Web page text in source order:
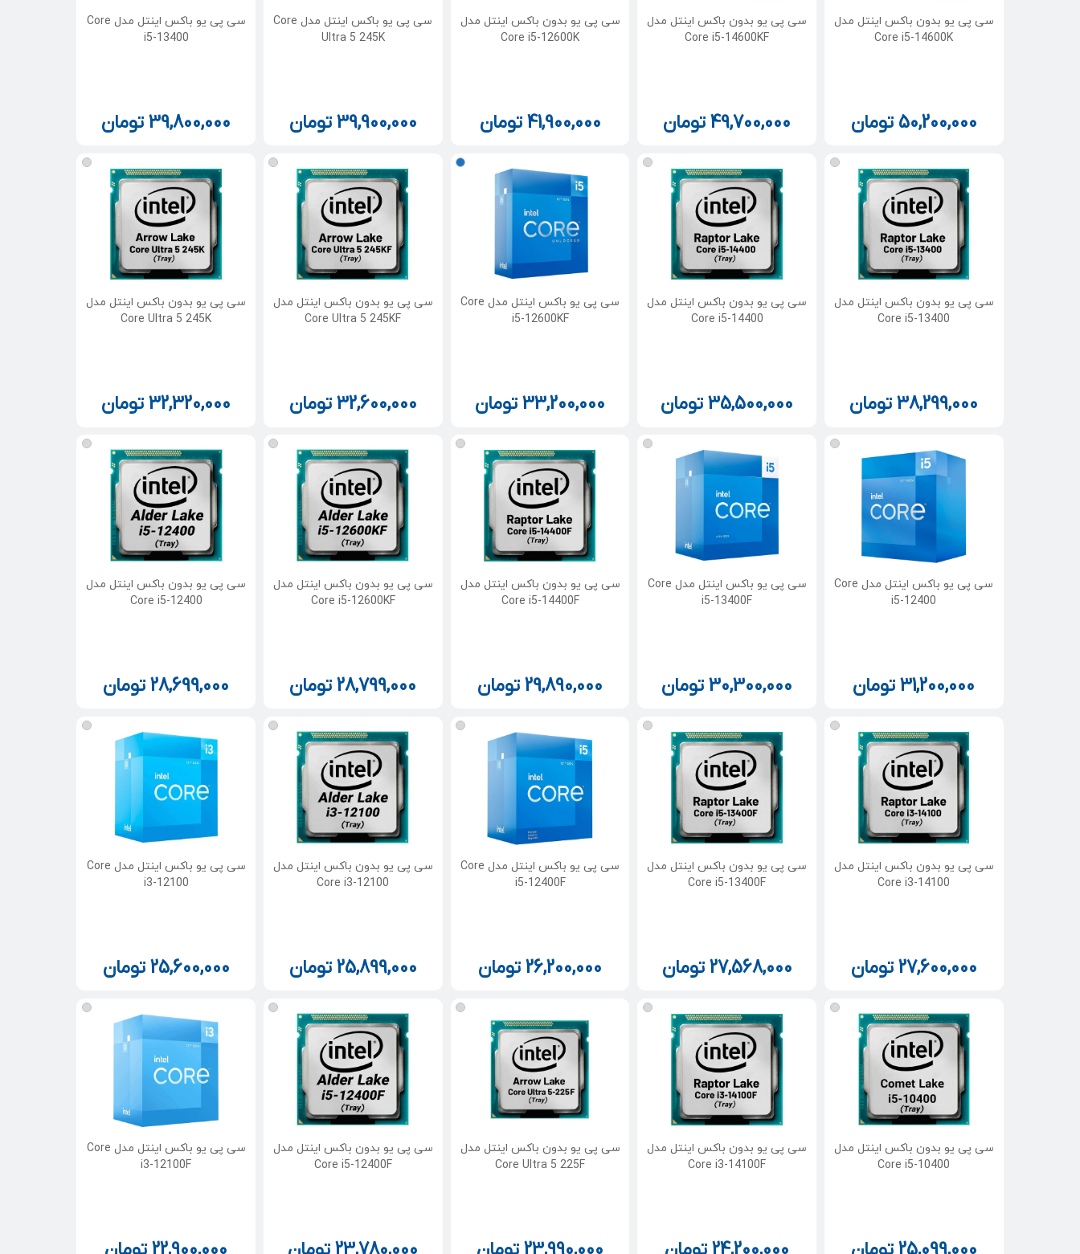
سی پی یو بدون باکس اینتل مدل
Core i5-14600K
50,200,000 تومان
سی پی یو بدون باکس اینتل مدل
Core i5-14600KF
49,700,000تومان
سی پی یو بدون باکس اینتل مدل
Core i5-12600K
41,900,000 تومان
سی پی یو باکس اینتل مدل Core
Ultra 5 245K
39,900,000 تومان
سی پی یو باکس اینتل مدل Core
i5-13400
39,800,000تومان
سی پی یو بدون باکس اینتل مدل
Core i5-13400
38,299,000تومان
سی پی یو بدون باکس اینتل مدل
Core i5-14400
35,500,000تومان
سی پی یو باکس اینتل مدل Core
i5-12600KF
33,200,000 تومان
سی پی یو بدون باکس اینتل مدل
Core Ultra 5 245KF
32,600,000 تومان
سی پی یو بدون باکس اینتل مدل
Core Ultra 5 245K
32,320,000تومان
سی پی یو باکس اینتل مدل Core
i5-12400
31,200,000تومان
سی پی یو باکس اینتل مدل Core
i5-13400F
30,300,000تومان
سی پی یو بدون باکس اینتل مدل
Core i5-14400F
29,890,000 تومان
سی پی یو بدون باکس اینتل مدل
Core i5-12600KF
28,799,000تومان
سی پی یو بدون باکس اینتل مدل
Core i5-12400
28,699,000تومان
سی پی یو بدون باکس اینتل مدل
Core i3-14100
27,600,000 تومان
سی پی یو بدون باکس اینتل مدل
Core i5-13400F
27,568,000 تومان
سی پی یو باکس اینتل مدل Core
i5-12400F
26,200,000 تومان
سی پی یو بدون باکس اینتل مدل
Core i3-12100
25,899,000 تومان
سی پی یو باکس اینتل مدل Core
i3-12100
25,600,000 تومان
سی پی یو بدون باکس اینتل مدل
Core i5-10400
سی پی یو بدون باکس اینتل مدل
Core i3-14100F
سی پی یو بدون باکس اینتل مدل
Core Ultra 5 225F
سی پی یو بدون باکس اینتل مدل
Core i5-12400F
سی پی یو باکس اینتل مدل Core
i3-12100F